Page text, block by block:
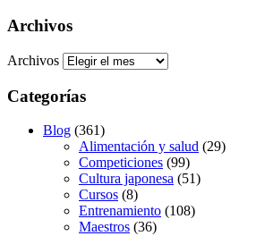
Archivos
Archivos
Categorías
Blog (361)
Alimentación y salud (29)
Competiciones (99)
Cultura japonesa (51)
Cursos (8)
Entrenamiento (108)
Maestros (36)